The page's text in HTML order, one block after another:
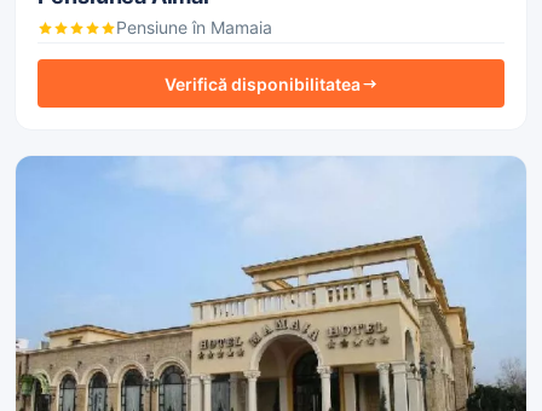
Pensiune în Mamaia
Verifică disponibilitatea